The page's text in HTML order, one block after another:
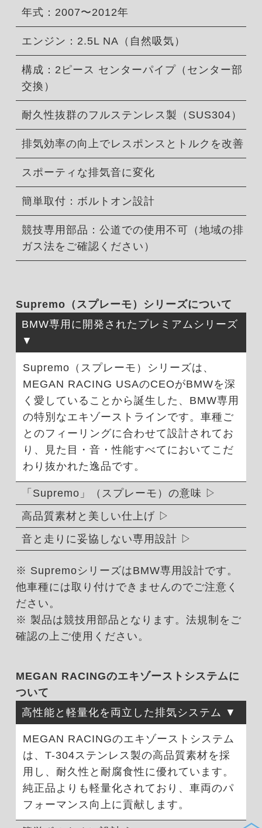
年式：2007〜2012年
エンジン：2.5L NA（自然吸気）
構成：2ピース センターパイプ（センター部
交換）
耐久性抜群のフルステンレス製（SUS304）
排気効率の向上でレスポンスとトルクを改善
スポーティな排気音に変化
簡単取付：ボルトオン設計
競技専用部品：公道での使用不可（地域の排
ガス法をご確認ください）
Supremo（スプレーモ）シリーズについて
BMW専用に開発されたプレミアムシリーズ
Supremo（スプレーモ）シリーズは、
MEGAN RACING USAのCEOがBMWを深
く愛していることから誕生した、BMW専用
の特別なエキゾーストラインです。車種ご
とのフィーリングに合わせて設計されてお
り、見た目・音・性能すべてにおいてこだ
わり抜かれた逸品です。
「Supremo」（スプレーモ）の意味
高品質素材と美しい仕上げ
音と走りに妥協しない専用設計
※ SupremoシリーズはBMW専用設計です。
他車種には取り付けできませんのでご注意く
ださい。
※ 製品は競技用部品となります。法規制をご
確認の上ご使用ください。
MEGAN RACINGのエキゾーストシステムに
ついて
高性能と軽量化を両立した排気システム
MEGAN RACINGのエキゾーストシステム
は、T-304ステンレス製の高品質素材を採
用し、耐久性と耐腐食性に優れています。
純正品よりも軽量化されており、車両のパ
フォーマンス向上に貢献します。